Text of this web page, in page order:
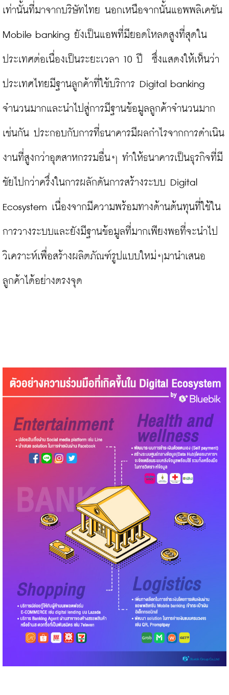
เท่านั้นที่มาจากบริษัทไทย นอกเหนือจากนั้นแอพพลิเคชัน
Mobile banking ยังเป็นแอพที่มียอดโหลดสูงที่สุดใน
ประเทศต่อเนื่องเป็นระยะเวลา 10 ปี  ซึ่งแสดงให้เห็นว่า
ประเทศไทยมีฐานลูกค้าที่ใช้บริการ Digital banking
จำนวนมากและนำไปสู่การมีฐานข้อมูลลูกค้าจำนวนมาก
เช่นกัน ประกอบกับการที่ธนาคารมีผลกำไรจากการดำเนิน
งานที่สูงกว่าอุตสาหกรรมอื่นๆ ทำให้ธนาคารเป็นธุรกิจที่มี
ชัยไปกว่าครึ่งในการผลักดันการสร้างระบบ Digital
Ecosystem เนื่องจากมีความพร้อมทางด้านต้นทุนที่ใช้ใน
การวางระบบและยังมีฐานข้อมูลที่มากเพียงพอที่จะนำไป
วิเคราะห์เพื่อสร้างผลิตภัณฑ์รูปแบบใหม่ๆมานำเสนอ
ลูกค้าได้อย่างตรงจุด